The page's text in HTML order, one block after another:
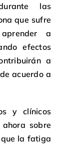
las
que sufre
a
efectos
a
acuerdo a
y clínicos
sobre
la fatiga